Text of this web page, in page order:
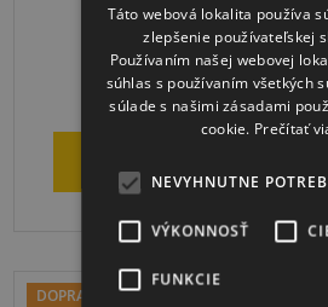
Priemerné
hodnotenie
produktu
je
z
hviezdičiek.
3-4 týždne
€237
DOPRAVA ZADARMO
Táto webová lokalita používa
zlepšenie používateľskej
Používaním našej webovej
súhlas s používaním všetkých
súlade s našimi zásadami
cookie. Prečítať
NEVYHNUTNE
VÝKONNOSŤ
FUNKCIE